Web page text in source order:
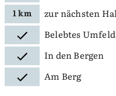
1 km zur nächsten
Belebtes Umfeld
In den Bergen
Am Berg